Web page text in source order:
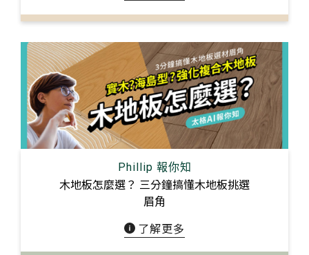
Phillip 報你知
⽊地板怎麼選？ 三分鐘搞懂⽊地板挑選
眉⻆
了解更多